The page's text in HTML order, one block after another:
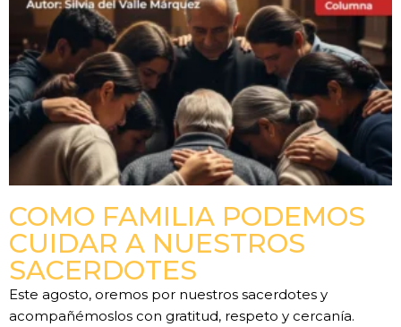
COMO FAMILIA PODEMOS
CUIDAR A NUESTROS
SACERDOTES
Este agosto, oremos por nuestros sacerdotes y
acompañémoslos con gratitud, respeto y cercanía.